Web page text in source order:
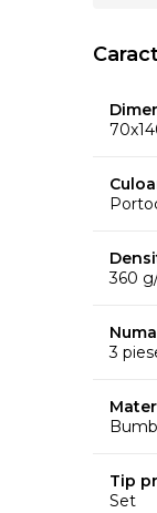
Se
Nu se
Nu se
Nu se
3
360
3
Tip
Set